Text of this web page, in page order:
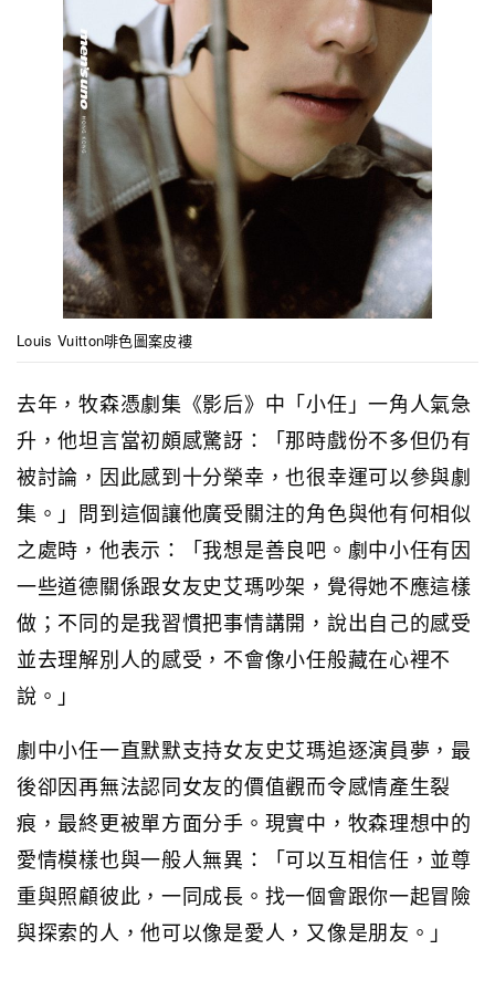
Louis Vuitton啡色圖案皮褸
去年，牧森憑劇集《影后》中「小任」一角人氣急
升，他坦言當初頗感驚訝：「那時戲份不多但仍有
被討論，因此感到十分榮幸，也很幸運可以參與劇
集。」問到這個讓他廣受關注的角色與他有何相似
之處時，他表示：「我想是善良吧。劇中小任有因
一些道德關係跟女友史艾瑪吵架，覺得她不應這樣
做；不同的是我習慣把事情講開，說出自己的感受
並去理解別人的感受，不會像小任般藏在心裡不
說。」
劇中小任一直默默支持女友史艾瑪追逐演員夢，最
後卻因再無法認同女友的價值觀而令感情產生裂
痕，最終更被單方面分手。現實中，牧森理想中的
愛情模樣也與一般人無異：「可以互相信任，並尊
重與照顧彼此，一同成長。找一個會跟你一起冒險
與探索的人，他可以像是愛人，又像是朋友。」